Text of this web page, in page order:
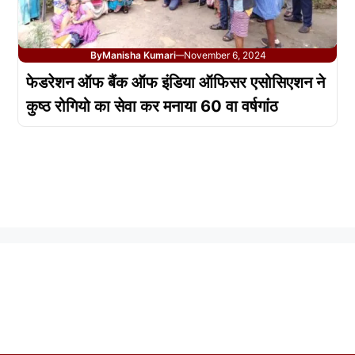
ByManisha Kumari—November 6, 2024
फेडरेशन ऑफ बैंक ऑफ इंडिया ऑफिसर एसोसिएशन ने
कुष्ठ रोगियो का सेवा कर मनाया 60 वा वर्षगांठ